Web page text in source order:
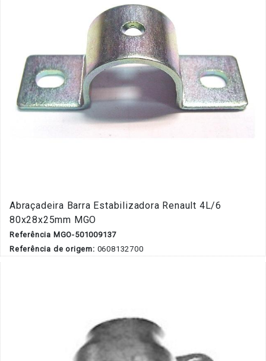
Abraçadeira Barra Estabilizadora Renault 4L/6
80x28x25mm MGO
Referência MGO-501009137
Referência de origem: 0608132700